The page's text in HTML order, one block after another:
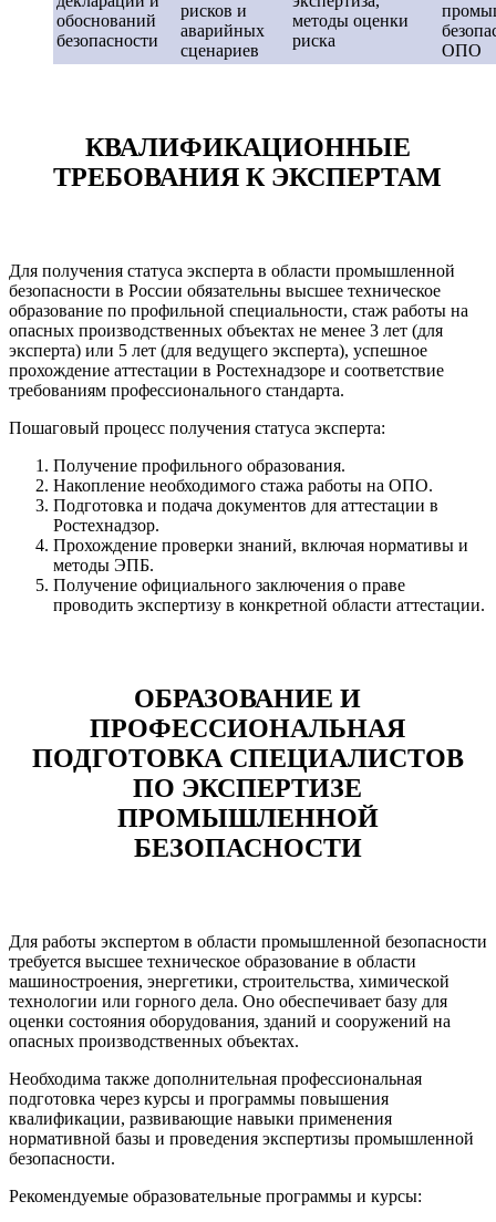
обоснований
безопасности
рисков и
аварийных
сценариев
методы оценки
риска
ОПО
КВАЛИФИКАЦИОННЫЕ
ТРЕБОВАНИЯ К ЭКСПЕРТАМ
Для получения статуса эксперта в области промышленной
безопасности в России обязательны высшее техническое
образование по профильной специальности, стаж работы на
опасных производственных объектах не менее 3 лет (для
эксперта) или 5 лет (для ведущего эксперта), успешное
прохождение аттестации в Ростехнадзоре и соответствие
требованиям профессионального стандарта.
Пошаговый процесс получения статуса эксперта:
Получение профильного образования.
Накопление необходимого стажа работы на ОПО.
Подготовка и подача документов для аттестации в
Ростехнадзор.
Прохождение проверки знаний, включая нормативы и
методы ЭПБ.
Получение официального заключения о праве
проводить экспертизу в конкретной области аттестации.
ОБРАЗОВАНИЕ И
ПРОФЕССИОНАЛЬНАЯ
ПОДГОТОВКА СПЕЦИАЛИСТОВ
ПО ЭКСПЕРТИЗЕ
ПРОМЫШЛЕННОЙ
БЕЗОПАСНОСТИ
Для работы экспертом в области промышленной безопасности
требуется высшее техническое образование в области
машиностроения, энергетики, строительства, химической
технологии или горного дела. Оно обеспечивает базу для
оценки состояния оборудования, зданий и сооружений на
опасных производственных объектах.
Необходима также дополнительная профессиональная
подготовка через курсы и программы повышения
квалификации, развивающие навыки применения
нормативной базы и проведения экспертизы промышленной
безопасности.
Рекомендуемые образовательные программы и курсы: